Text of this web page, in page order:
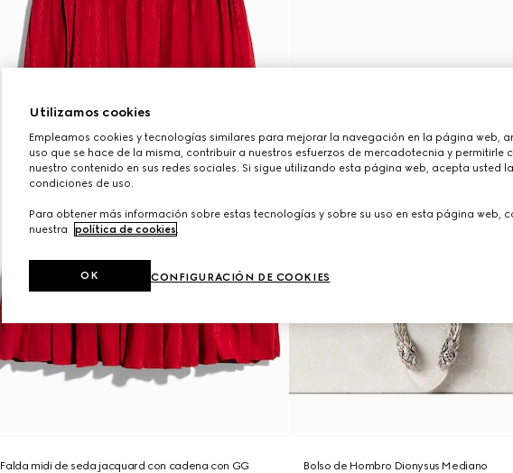
Falda midi de seda jacquard con cadena con GG
Bolso de Hombro Dionysus Mediano
Utilizamos cookies
Empleamos cookies y tecnologías similares para mejorar la navegación en la página web,
uso que se hace de la misma, contribuir a nuestros esfuerzos de mercadotecnia y permitirle
nuestro contenido en sus redes sociales. Si sigue utilizando esta página web, acepta usted
condiciones de uso.
Para obtener más información sobre estas tecnologías y sobre su uso en esta página web,
nuestra
política de cookies.
CONFIGURACIÓN DE COOKIES
OK